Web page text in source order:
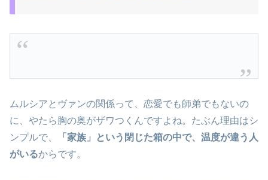
ムルシアとヴァンの関係って、恋愛でも師弟でもないの
に、やたら胸の奥がザワつくんですよね。たぶん理由はシ
ンプルで、
「家族」という閉じた箱の中で、温度が違う人
がいるからです。